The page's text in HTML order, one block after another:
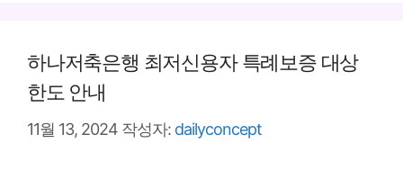
하나저축은행 최저신용자 특례보증 대상
한도 안내
11월 13, 2024 작성자: dailyconcept